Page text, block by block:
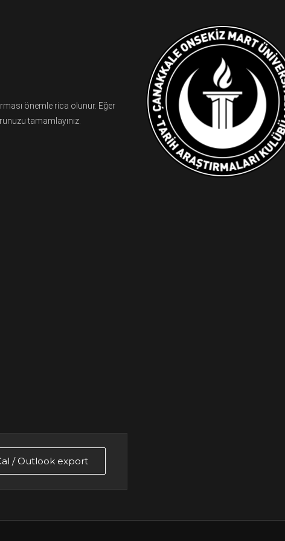
önemle rica olunur. Eğer
tamamlayınız.
/ Outlook export